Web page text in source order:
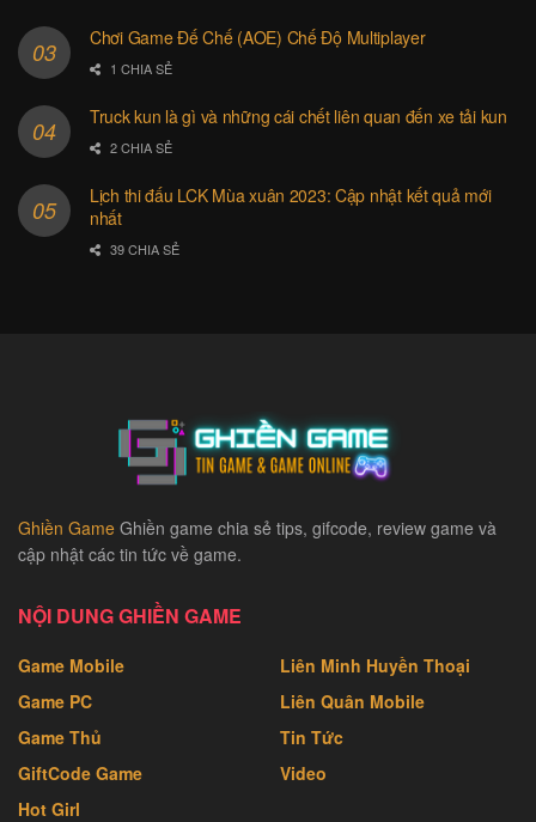
Chơi Game Đế Chế (AOE) Chế Độ Multiplayer
1 CHIA SẺ
Truck kun là gì và những cái chết liên quan đến xe tải kun
2 CHIA SẺ
Lịch thi đấu LCK Mùa xuân 2023: Cập nhật kết quả mới
nhất
39 CHIA SẺ
Ghiền Game Ghiền game chia sẻ tips, gifcode, review game và
cập nhật các tin tức về game.
NỘI DUNG GHIỀN GAME
Game Mobile
Game PC
Game Thủ
GiftCode Game
Hot Girl
Liên Minh Huyền Thoại
Liên Quân Mobile
Tin Tức
Video